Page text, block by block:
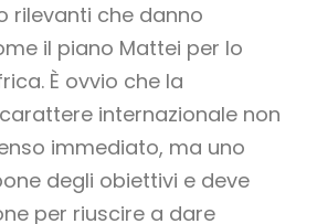
rilevanti che danno
il piano Mattei per lo
È ovvio che la
internazionale non
immediato, ma uno
degli obiettivi e deve
per riuscire a dare